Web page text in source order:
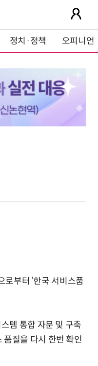
정치·정책 오피니언
부터 ‘한국 서비스품
템 통합 자문 및 구축
질을 다시 한번 확인